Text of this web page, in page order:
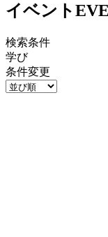
イベント
検索条件
学び
条件変更